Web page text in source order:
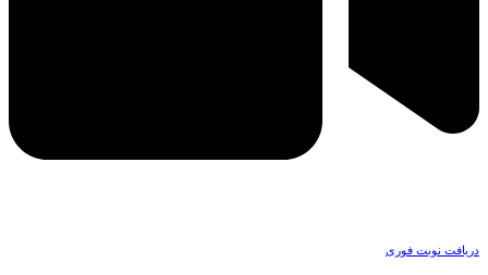
دریافت نوبت فوری